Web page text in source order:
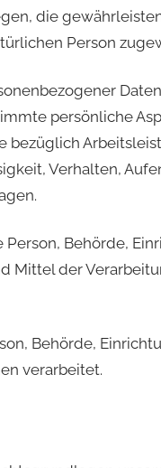
die
Person
persönliche
bezüglich
Verhalten,
Behörde,
Mittel der
Behörde,
verarbeitet.